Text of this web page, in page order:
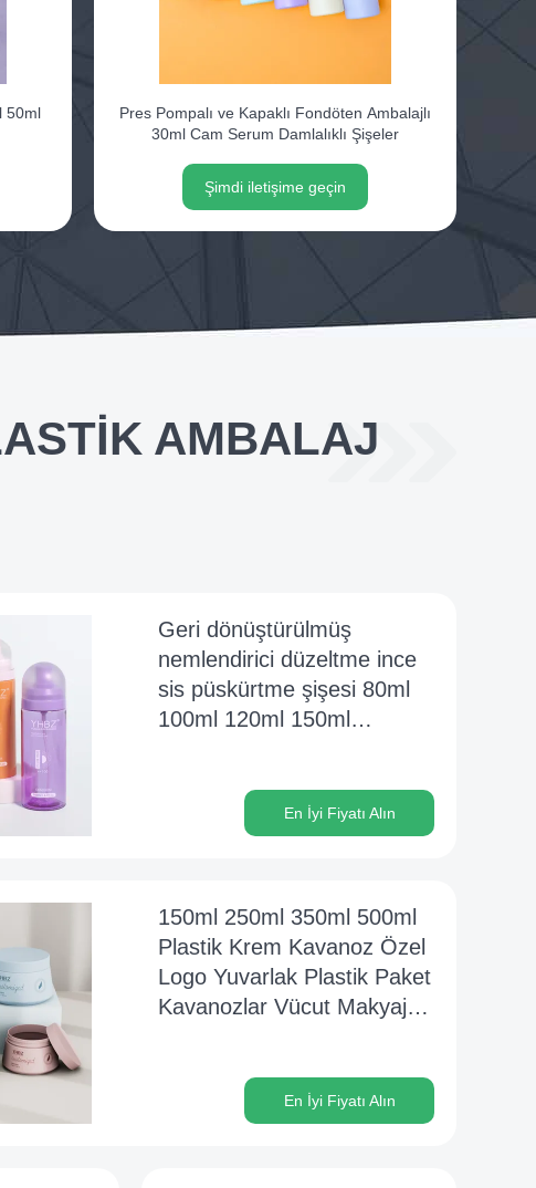
50ml
Pres Pompalı ve Kapaklı Fondöten Ambalajlı
30ml Cam Serum Damlalıklı Şişeler
Şimdi iletişime geçin
AMBALAJ
Geri dönüştürülmüş
nemlendirici düzeltme ince
sis püskürtme şişesi 80ml
100ml 120ml 150ml
En İyi Fiyatı Alın
150ml 250ml 350ml 500ml
Plastik Krem Kavanoz Özel
Logo Yuvarlak Plastik Paket
Kavanozlar Vücut Makyajı
En İyi Fiyatı Alın